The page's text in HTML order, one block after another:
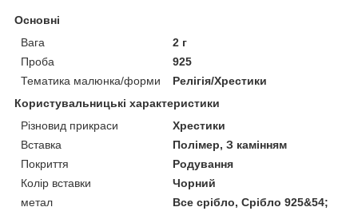
Основні
Вага
2 г
Проба
925
Тематика малюнка/форми
Релігія/Хрестики
Користувальницькі характеристики
Різновид прикраси
Хрестики
Вставка
Полімер, З камінням
Покриття
Родування
Колір вставки
Чорний
метал
Все срібло, Срібло 925&54;